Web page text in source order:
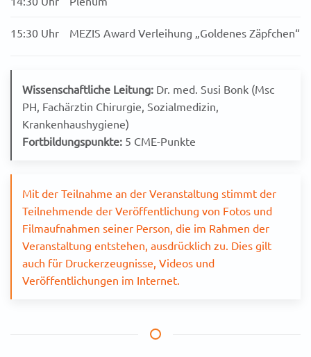
15:30 Uhr MEZIS Award Verleihung „Goldenes Zäpfchen“
Wissenschaftliche Leitung: Dr. med. Susi Bonk (Msc
PH, Fachärztin Chirurgie, Sozialmedizin,
Krankenhaushygiene)
Fortbildungspunkte: 5 CME-Punkte
Mit der Teilnahme an der Veranstaltung stimmt der
Teilnehmende der Veröffentlichung von Fotos und
Filmaufnahmen seiner Person, die im Rahmen der
Veranstaltung entstehen, ausdrücklich zu. Dies gilt
auch für Druckerzeugnisse, Videos und
Veröffentlichungen im Internet.